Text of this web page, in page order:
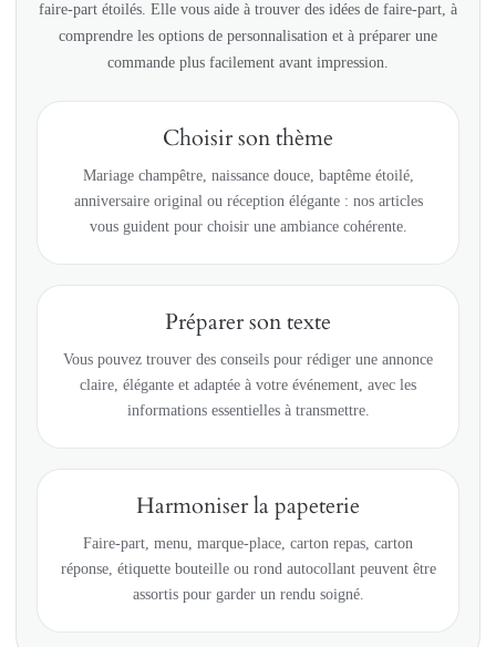
faire-part étoilés. Elle vous aide à trouver des idées de faire-part, à
comprendre les options de personnalisation et à préparer une
commande plus facilement avant impression.
Choisir son thème
Mariage champêtre, naissance douce, baptême étoilé,
anniversaire original ou réception élégante : nos articles
vous guident pour choisir une ambiance cohérente.
Préparer son texte
Vous pouvez trouver des conseils pour rédiger une annonce
claire, élégante et adaptée à votre événement, avec les
informations essentielles à transmettre.
Harmoniser la papeterie
Faire-part, menu, marque-place, carton repas, carton
réponse, étiquette bouteille ou rond autocollant peuvent être
assortis pour garder un rendu soigné.